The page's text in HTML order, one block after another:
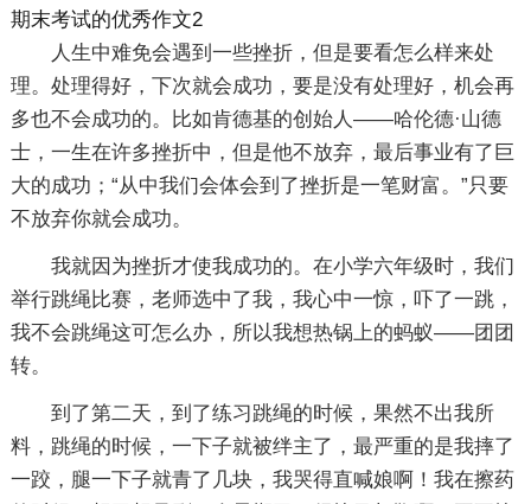
期末考试的优秀作文2
人生中难免会遇到一些挫折，但是要看怎么样来处
理。处理得好，下次就会成功，要是没有处理好，机会再
多也不会成功的。比如肯德基的创始人——哈伦德·山德
士，一生在许多挫折中，但是他不放弃，最后事业有了巨
大的成功；“从中我们会体会到了挫折是一笔财富。”只要
不放弃你就会成功。
我就因为挫折才使我成功的。在小学六年级时，我们
举行跳绳比赛，老师选中了我，我心中一惊，吓了一跳，
我不会跳绳这可怎么办，所以我想热锅上的蚂蚁——团团
转。
到了第二天，到了练习跳绳的时候，果然不出我所
料，跳绳的时候，一下子就被绊主了，最严重的是我摔了
一跤，腿一下子就青了几块，我哭得直喊娘啊！我在擦药